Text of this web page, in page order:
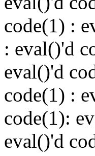
code(1) :
: eval()'d
eval()'d
code(1) :
code(1):
eval()'d